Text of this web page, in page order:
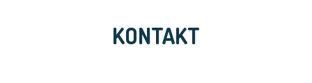
KONTAKT